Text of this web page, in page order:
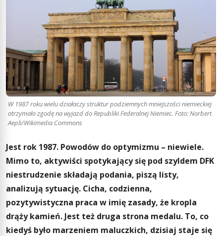
W 1987 roku wielu działaczy struktur podziemnych mniejszości niemieckiej
otrzymało zgodę na wyjazd do Republiki Federalnej Niemiec. Foto: Norbert
Aepli/Wikimedia Commons
Jest rok 1987. Powodów do optymizmu – niewiele.
Mimo to, aktywiści spotykający się pod szyldem DFK
niestrudzenie składają podania, piszą listy,
analizują sytuację. Cicha, codzienna,
pozytywistyczna praca w imię zasady, że kropla
drąży kamień. Jest też druga strona medalu. To, co
kiedyś było marzeniem maluczkich, dzisiaj staje się